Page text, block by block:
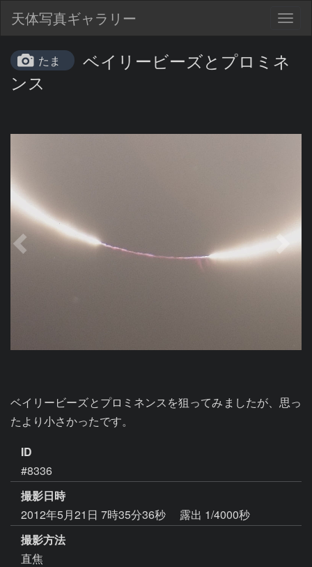
天体写真ギャラリー
たま
ベイリービーズとプロミネ
ンス
ベイリービーズとプロミネンスを狙ってみましたが、思っ
たより小さかったです。
ID
#8336
撮影日時
2012年5月21日 7時35分36秒
露出 1/4000秒
撮影方法
直焦